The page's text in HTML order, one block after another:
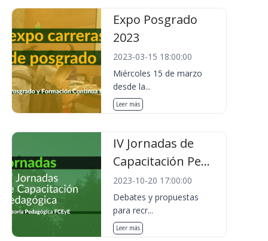
Expo Posgrado
2023
2023-03-15 18:00:00
Miércoles 15 de marzo
desde la...
Leer más
IV Jornadas de
Capacitación Pe...
2023-10-20 17:00:00
Debates y propuestas
para recr...
Leer más